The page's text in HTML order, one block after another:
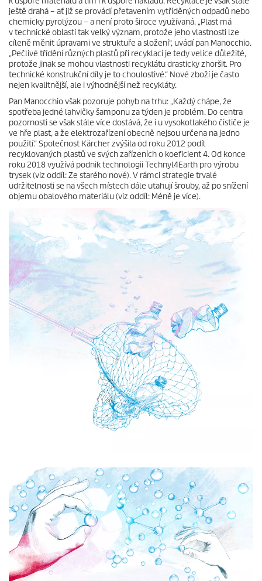
ještě drahá – ať již se provádí přetavením vytříděných odpadů nebo
chemicky pyrolýzou – a není proto široce využívaná. „Plast má
v technické oblasti tak velký význam, protože jeho vlastnosti lze
cíleně měnit úpravami ve struktuře a složení“, uvádí pan Manocchio.
„Pečlivé třídění různých plastů při recyklaci je tedy velice důležité,
protože jinak se mohou vlastnosti recyklátu drasticky zhoršit. Pro
technické konstrukční díly je to choulostivé.“ Nové zboží je často
nejen kvalitnější, ale i výhodnější než recykláty.
Pan Manocchio však pozoruje pohyb na trhu: „Každý chápe, že
spotřeba jedné lahvičky šamponu za týden je problém. Do centra
pozornosti se však stále více dostává, že i u vysokotlakého čističe je
ve hře plast, a že elektrozařízení obecně nejsou určena na jedno
použití.“ Společnost Kärcher zvýšila od roku 2012 podíl
recyklovaných plastů ve svých zařízeních o koeficient 4. Od konce
roku 2018 využívá podnik technologii Technyl4Earth pro výrobu
trysek (viz oddíl: Ze starého nové). V rámci strategie trvalé
udržitelnosti se na všech místech dále utahují šrouby, až po snížení
objemu obalového materiálu (viz oddíl: Méně je více).